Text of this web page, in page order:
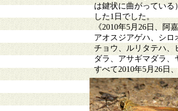
は鍵状に曲がっている
した1日でした。
《2010年5月26日、阿
アオスジアゲハ、シロ
チョウ、ルリタテハ、
ダラ、アサギマダラ
すべて2010年5月26日